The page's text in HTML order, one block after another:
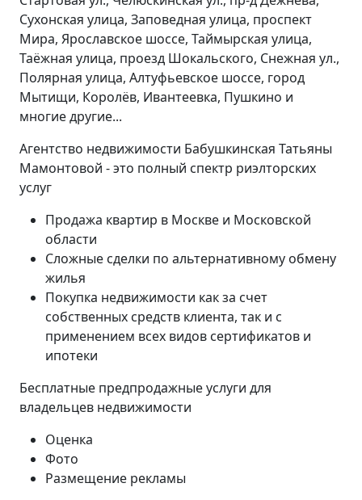
Сухонская улица, Заповедная улица, проспект
Мира, Ярославское шоссе, Таймырская улица,
Таёжная улица, проезд Шокальского, Снежная ул.,
Полярная улица, Алтуфьевское шоссе, город
Мытищи, Королёв, Ивантеевка, Пушкино и
многие другие...
Агентство недвижимости Бабушкинская Татьяны
Мамонтовой - это полный спектр риэлторских
услуг
Продажа квартир в Москве и Московской
области
Сложные сделки по альтернативному обмену
жилья
Покупка недвижимости как за счет
собственных средств клиента, так и с
применением всех видов сертификатов и
ипотеки
Бесплатные предпродажные услуги для
владельцев недвижимости
Оценка
Фото
Размещение рекламы